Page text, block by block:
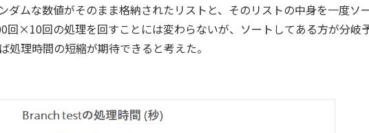
ムな数値がそのまま格納されたリストと、そのリストの中身を一度ソ
×10回の処理を回すことには変わらないが、ソートしてある方が分岐
理時間の短縮が期待できると考えた。